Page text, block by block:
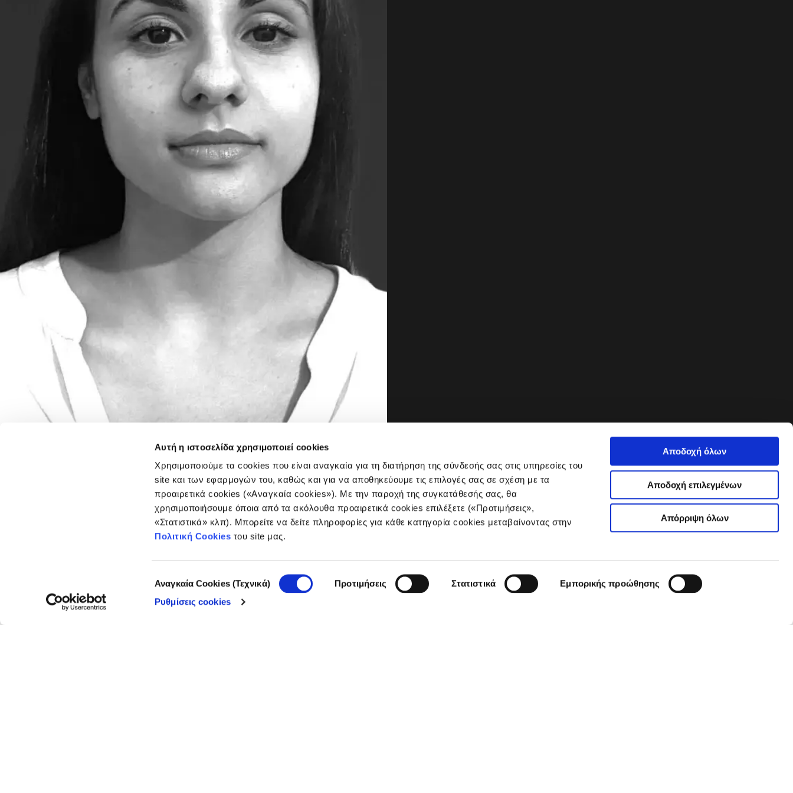
Αυτή η ιστοσελίδα χρησιμοποιεί cookies
Χρησιμοποιούμε τα cookies που είναι αναγκαία για τη διατήρηση της σύνδεσής σας στις υπηρεσίες του
site και των εφαρμογών του, καθώς και για να αποθηκεύουμε τις επιλογές σας σε σχέση με τα
προαιρετικά cookies («Αναγκαία cookies»). Με την παροχή της συγκατάθεσής σας, θα
χρησιμοποιήσουμε όποια από τα ακόλουθα προαιρετικά cookies επιλέξετε («Προτιμήσεις»,
«Στατιστικά» κλπ). Μπορείτε να δείτε πληροφορίες για κάθε κατηγορία cookies μεταβαίνοντας στην
Πολιτική Cookies του site μας.
συγκατάθεσης
Αναγκαία Cookies (Τεχνικά) Προτιμήσεις Στατιστικά
Εμπορικής προώθησης
Ρυθμίσεις cookies
Αποδοχή όλων
Αποδοχή επιλεγμένων
Απόρριψη όλων
Το iMEdD είναι ένας μη κερδοσκοπικός δημοσιογραφικός οργανισμός που ιδρύθηκε το 2018 με
αποκλειστική δωρεά από το Ίδρυμα Σταύρος Νιάρχος (ΙΣΝ). Αποστολή του είναι η ενίσχυση